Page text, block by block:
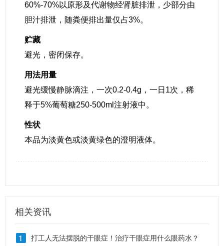
60%-70%以原形及代谢物经肾脏排泄，少部分由
胆汁排泄，随粪便排出量仅占3%。
贮藏
避光，密闭保存。
用法用量
避光缓慢静脉滴注，一次0.2-0.4g，一日1次，稀
释于5%葡萄糖250-500ml注射液中。
性状
本品为淡黄色或淡黄绿色的澄明液体。
相关资讯
打工人无法摆脱的干眼症！治疗干眼症用什么眼药水？